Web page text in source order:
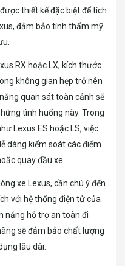
thiết kế đặc biệt để tích
đảm bảo tính thẩm mỹ
RX hoặc LX, kích thước
không gian hẹp trở nên
quan sát toàn cảnh sẽ
tình huống này. Trong
Lexus ES hoặc LS, việc
dàng kiểm soát các điểm
quay đầu xe.
xe Lexus, cần chú ý đến
với hệ thống điện tử của
năng hỗ trợ an toàn đi
sẽ đảm bảo chất lượng
lâu dài.